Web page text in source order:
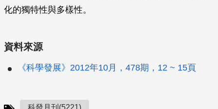
化的獨特性與多樣性。
資料來源
《科學發展》2012年10月，478期，12 ~ 15頁
科發月刊(5221)